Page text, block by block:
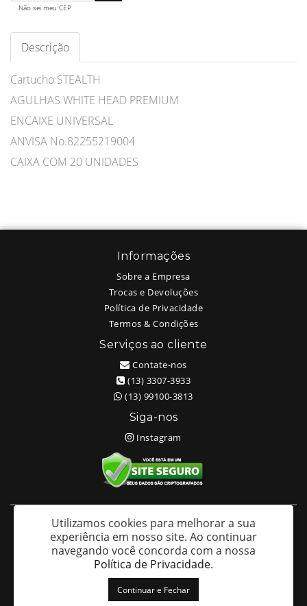
Não sei meu CEP
Descrição
Cartucho STEALTH
AGULHAS WHITE HEAD PREMIUM
ENCAIXE UNIVERSAL
ANVISA No.82255219004
CAIXA COM 20 UNIDADES
Informações
Sobre a Empresa
Trocas e Devoluções
Política de Privacidade
Termos & Condições
Serviços ao cliente
Contate-nos
(13) 3307-3933
(13) 99100-3813
Siga-nos
Instagram
White Head Tattoo (Wellington Ricardo Kudlinski EPP) - CNPJ:
09.635.966/0001-70
Av. São Francisco 373 – Centro - Santos / SP - CEP: 11013-201
White Head Tattoo © 2026
Utilizamos cookies para melhorar a sua
experiência em nosso site. Ao continuar
navegando você concorda com a nossa
Política de Privacidade.
Continuar e Fechar